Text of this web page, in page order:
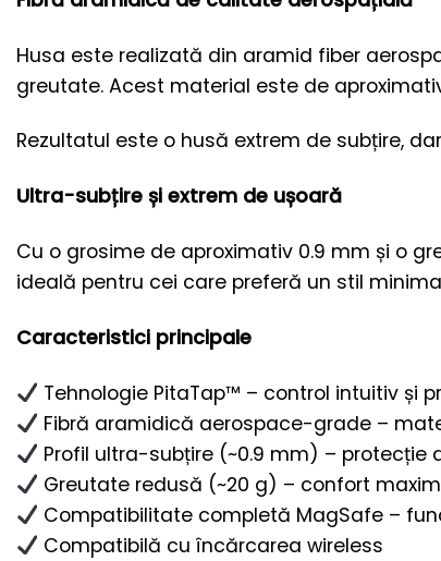
Husa este realizată din aramid fiber
greutate. Acest material este de
Rezultatul este o husă extrem de subțire,
Ultra-subțire și extrem de ușoară
Cu o grosime de aproximativ 0.9 mm și o
ideală pentru cei care preferă un stil
Caracteristici principale
Tehnologie PitaTap™ – control intuitiv și
Fibră aramidică aerospace-grade –
Profil ultra-subțire (~0.9 mm) – protecție
Greutate redusă (~20 g) – confort
Compatibilitate completă MagSafe –
Compatibilă cu încărcarea wireless